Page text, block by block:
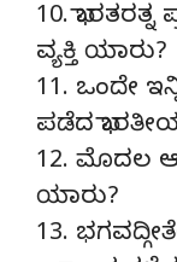
10.
ವ್ಯಕ್ತಿ ಯಾರು?
11. ಒಂದೇ
ಪಡೆದ
12. ಮೊದಲ
ಯಾರು?
13.